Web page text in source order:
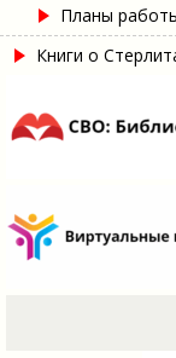
Планы
Книги о